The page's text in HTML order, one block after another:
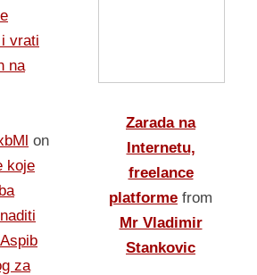
vrati
na
on
koje
za
Zarada na
Internetu,
freelance
platforme from
Mr Vladimir
Stankovic